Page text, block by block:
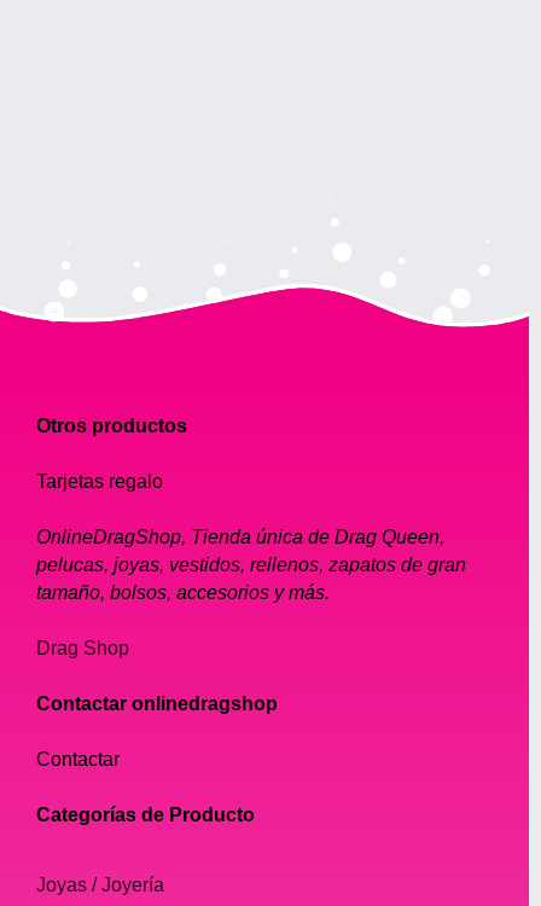
Otros productos
Tarjetas regalo
OnlineDragShop, Tienda única de Drag Queen,
pelucas, joyas, vestidos, rellenos, zapatos de gran
tamaño, bolsos, accesorios y más.
Drag Shop
Contactar onlinedragshop
Contactar
Categorías de Producto
Joyas / Joyería